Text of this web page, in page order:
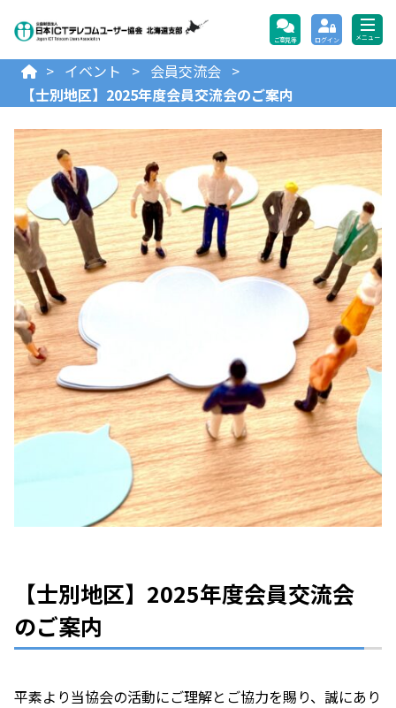
公益財団法人日本ICTテレ
ご意見等 ログイン メニュー
> イベント > 会員交流会 >
【士別地区】2025年度会員交流会のご案内
【士別地区】2025年度会員交流会
のご案内
平素より当協会の活動にご理解とご協力を賜り、誠にあり